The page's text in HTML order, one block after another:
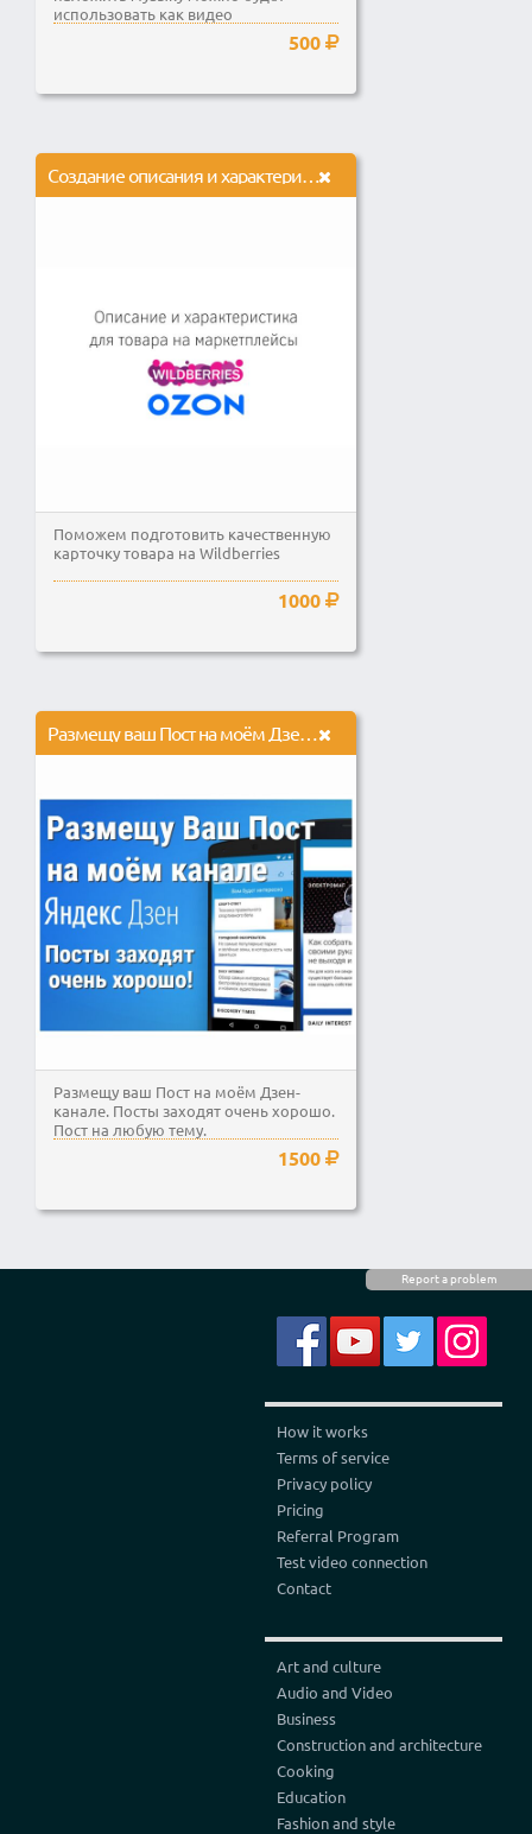
Report a problem
использовать как видео
поздравления. Могу обрезать видео....
500
Создание описания и характеристики для маркетплейсов
Поможем подготовить качественную
карточку товара на Wildberries
1000
Размещу ваш Пост на моём Дзен-
канале. Посты заходят очень хорошо.
Пост на любую тему.
1500
How it works
Terms of service
Privacy policy
Pricing
Referral Program
Test video connection
Contact
Art and culture
Audio and Video
Business
Construction and architecture
Cooking
Education
Fashion and style